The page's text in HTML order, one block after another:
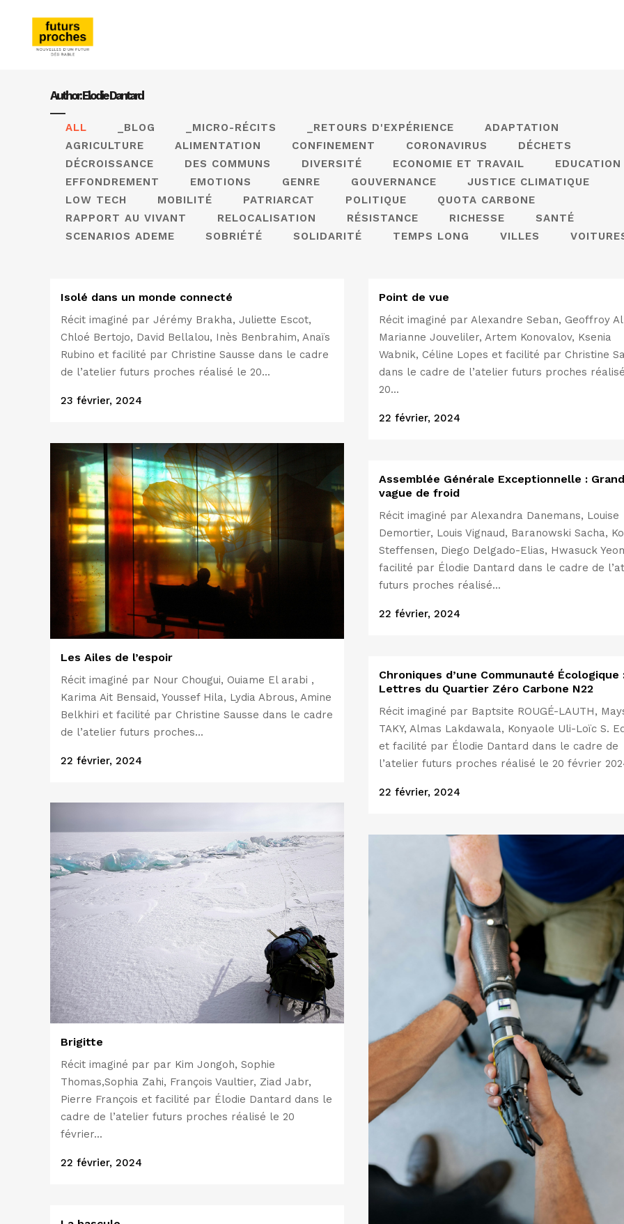
Author: Elodie Dantard
ALL _BLOG _MICRO-RÉCITS _RETOURS D'EXPÉRIENCE
ADAPTATION
AGRICULTURE
ALIMENTATION CONFINEMENT CORONAVIRUS
DÉCHETS
DÉCROISSANCE
DES COMMUNS DIVERSITÉ ECONOMIE ET TRAVAIL
EDUCATION
EFFONDREMENT
EMOTIONS GENRE GOUVERNANCE
JUSTICE CLIMATIQUE
LOW TECH
MOBILITÉ PATRIARCAT POLITIQUE
QUOTA CARBONE
RAPPORT AU VIVANT
RELOCALISATION RÉSISTANCE RICHESSE
SANTÉ
SCENARIOS ADEME
SOBRIÉTÉ SOLIDARITÉ TEMPS LONG VILLES
Isolé dans un monde connecté
Récit imaginé par Jérémy Brakha, Juliette Escot,
Chloé Bertojo, David Bellalou, Inès Benbrahim, Anaïs
Rubino et facilité par Christine Sausse dans le cadre
de l’atelier futurs proches réalisé le 20...
23 février, 2024
Point de vue
Récit imaginé par Alexandre Seban, Geoffroy
Marianne Jouveliler, Artem Konovalov, Ksenia
Wabnik, Céline Lopes et facilité par Christine
dans le cadre de l’atelier futurs proches
20...
22 février, 2024
Les Ailes de l’espoir
Récit imaginé par Nour Chougui, Ouiame El arabi ,
Karima Ait Bensaid, Youssef Hila, Lydia Abrous, Amine
Belkhiri et facilité par Christine Sausse dans le cadre
de l’atelier futurs proches...
22 février, 2024
Assemblée Générale Exceptionnelle :
vague de froid
Récit imaginé par Alexandra Danemans, Louise
Demortier, Louis Vignaud, Baranowski Sacha,
Steffensen, Diego Delgado-Elias, Hwasuck
facilité par Élodie Dantard dans le cadre de
futurs proches réalisé...
22 février, 2024
Chroniques d’une Communauté Écologique
Lettres du Quartier Zéro Carbone N22
Récit imaginé par Baptsite ROUGÉ-LAUTH,
TAKY, Almas Lakdawala, Konyaole Uli-Loïc S.
et facilité par Élodie Dantard dans le cadre de
l’atelier futurs proches réalisé le 20 février
22 février, 2024
Brigitte
Récit imaginé par par Kim Jongoh, Sophie
Thomas,Sophia Zahi, François Vaultier, Ziad Jabr,
Pierre François et facilité par Élodie Dantard dans le
cadre de l’atelier futurs proches réalisé le 20
février...
22 février, 2024